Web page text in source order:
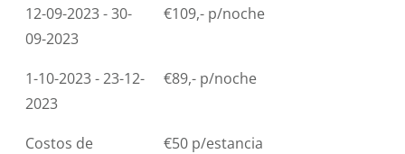
12-09-2023 - 30-
09-2023
€109,- p/noche
1-10-2023 - 23-12-
2023
€89,- p/noche
Costos de
€50 p/estancia